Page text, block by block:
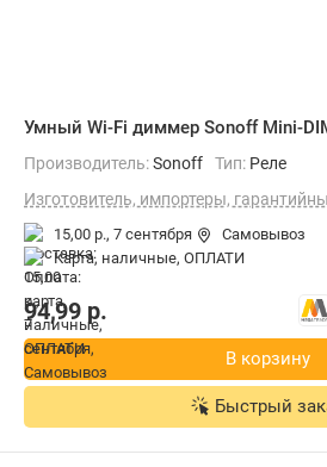
Умный Wi-Fi диммер Sonoff Mini-
Производитель:Sonoff Тип: Реле
Изготовитель, импортеры,
15,00 р., 7 сентября
Самовывоз
карта, наличные, ОПЛАТИ
94,99 р.
В корзину
Быстрый